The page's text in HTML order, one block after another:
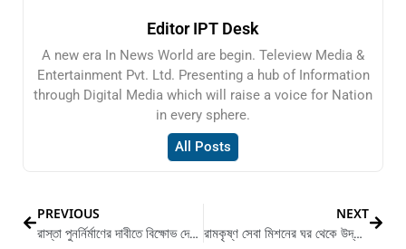
Editor IPT Desk
A new era In News World are begin. Teleview Media &
Entertainment Pvt. Ltd. Presenting a hub of Information
through Digital Media which will raise a voice for Nation
in every sphere.
All Posts
PREVIOUS
রাস্তা পুনর্নির্মাণের দাবীতে বিক্ষোভ দেখালেন টোটোচালকরা
NEXT
রামকৃষ্ণ সেবা মিশনের ঘর থেকে উদ্ধার রাঁধুনির ঝুলন্ত মৃতদেহ